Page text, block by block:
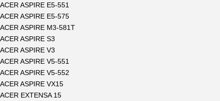
ACER ASPIRE E5-551
ACER ASPIRE E5-575
ACER ASPIRE M3-581T
ACER ASPIRE S3
ACER ASPIRE V3
ACER ASPIRE V5-551
ACER ASPIRE V5-552
ACER ASPIRE VX15
ACER EXTENSA 15